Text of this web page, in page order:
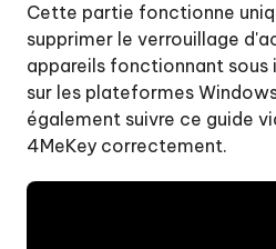
Cette partie fonctionne
supprimer le verrouillage
appareils fonctionnant sous
sur les plateformes
également suivre ce guide
4MeKey correctement.